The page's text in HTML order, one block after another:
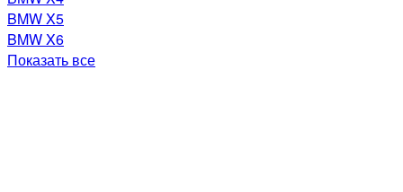
BMW X5
BMW X6
Показать все